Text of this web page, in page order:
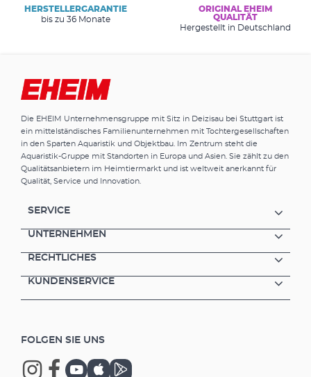
HERSTELLERGARANTIE
bis zu 36 Monate
ORIGINAL EHEIM
QUALITÄT
Hergestellt in Deutschland
Die EHEIM Unternehmensgruppe mit Sitz in Deizisau bei Stuttgart ist
ein mittelständisches Familienunternehmen mit Tochtergesellschaften
in den Sparten Aquaristik und Objektbau. Im Zentrum steht die
Aquaristik-Gruppe mit Standorten in Europa und Asien. Sie zählt zu den
Qualitätsanbietern im Heimtiermarkt und ist weltweit anerkannt für
Qualität, Service und Innovation.
SERVICE
UNTERNEHMEN
RECHTLICHES
KUNDENSERVICE
FOLGEN SIE UNS